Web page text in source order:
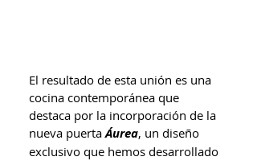
El resultado de esta unión es una
cocina contemporánea que
destaca por la incorporación de la
nueva puerta Áurea, un diseño
exclusivo que hemos desarrollado